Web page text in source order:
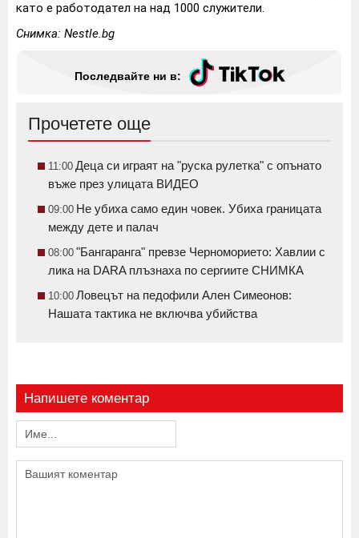
като е работодател на над 1000 служители.
Снимка: Nestle.bg
Последвайте ни в:
Прочетете още
11:00 Деца си играят на "руска рулетка" с опънато
въже през улицата ВИДЕО
09:00 Не убиха само един човек. Убиха границата
между дете и палач
08:00 "Бангаранга" превзе Черноморието: Хавлии с
лика на DARA плъзнаха по сергиите СНИМКА
10:00 Ловецът на педофили Ален Симеонов:
Нашата тактика не включва убийства
Напишете коментар